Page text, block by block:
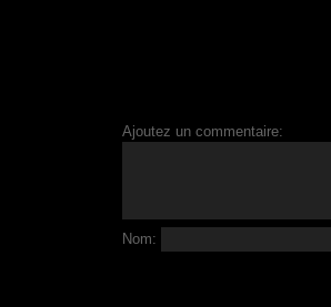
Ajoutez un commentaire:
Nom: